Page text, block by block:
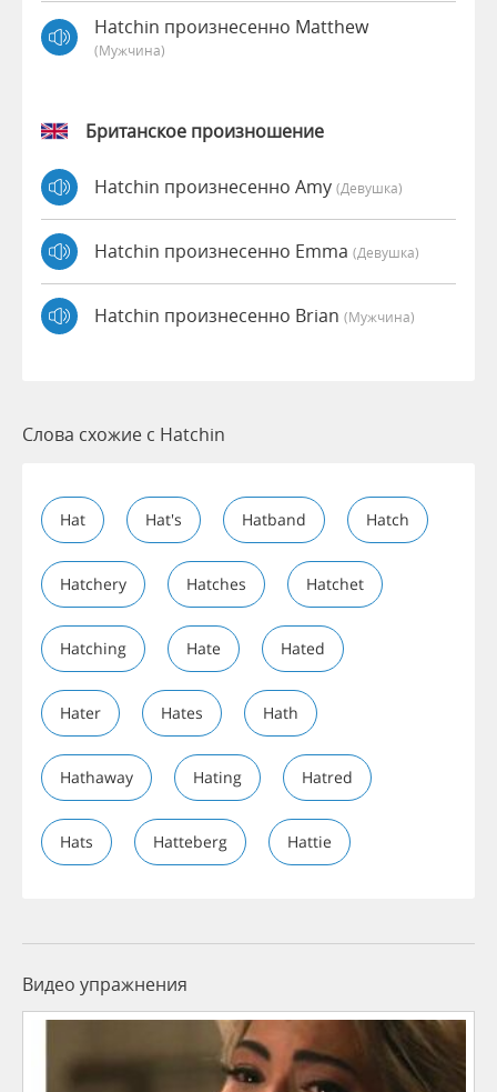
Hatchin произнесенно Matthew
(мужчина)
Британское произношение
Hatchin произнесенно Amy (девушка)
Hatchin произнесенно Emma (девушка)
Hatchin произнесенно Brian (мужчина)
Слова схожие с Hatchin
Hat Hat's Hatband Hatch
Hatchery Hatches Hatchet
Hatching Hate Hated
Hater Hates Hath
Hathaway Hating Hatred
Hats Hatteberg Hattie
Видео упражнения